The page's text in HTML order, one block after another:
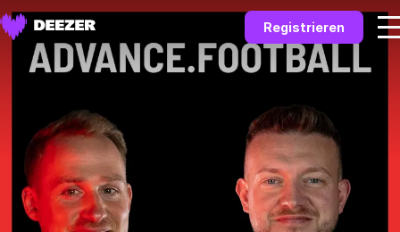
Registrieren